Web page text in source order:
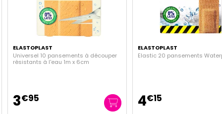
ELASTOPLAST
Universel 10 pansements à découper
résistants à l'eau 1m x 6cm
3€95
ELASTOPLAST
Elastic 20 pansements
4€15